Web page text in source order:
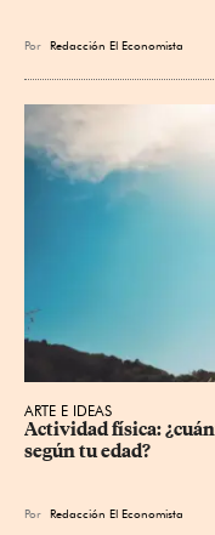
Por Redacción El Economista
ARTE E IDEAS
Actividad física:
según tu edad?
Por Redacción El Economista